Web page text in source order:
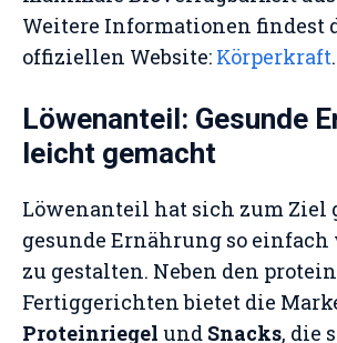
Weitere Informationen findest
offiziellen Website: Körperkraft.
Löwenanteil: Gesunde
leicht gemacht
Löwenanteil hat sich zum Ziel
gesunde Ernährung so
zu gestalten. Neben den
Fertiggerichten bietet die
Proteinriegel und Snacks, die